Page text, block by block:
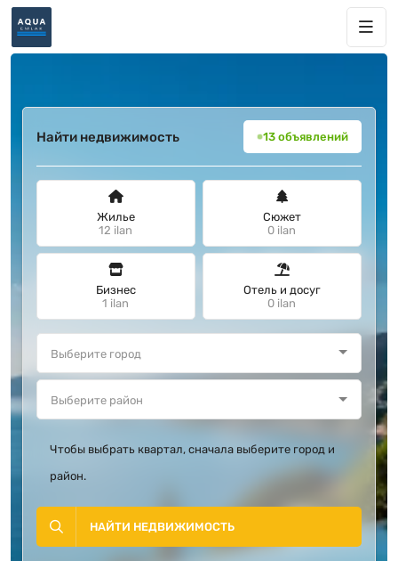
Найти недвижимость 13 объявлений
Жилье
12 ilan
Сюжет
0 ilan
Бизнес
1 ilan
Отель и досуг
0 ilan
Чтобы выбрать квартал, сначала выберите город и
район.
НАЙТИ НЕДВИЖИМОСТЬ